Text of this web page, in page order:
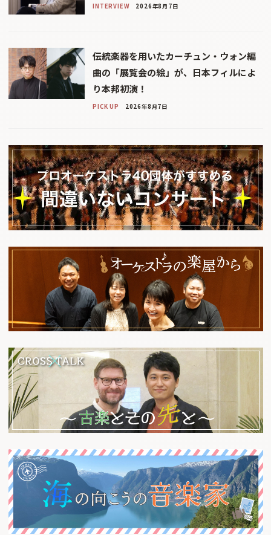
INTERVIEW 2026年8月7日
伝統楽器を用いたカーチュン・ウォン編
曲の「展覧会の絵」が、日本フィルによ
り本邦初演！
PICK UP 2026年8月7日